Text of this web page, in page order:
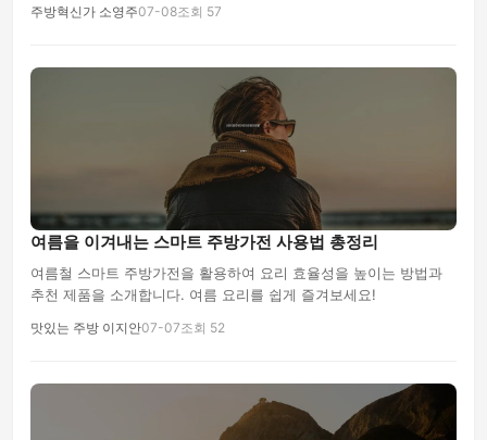
주방혁신가 소영주07-08조회 57
여름을 이겨내는 스마트 주방가전 사용법 총정리
여름철 스마트 주방가전을 활용하여 요리 효율성을 높이는 방법과
추천 제품을 소개합니다. 여름 요리를 쉽게 즐겨보세요!
맛있는 주방 이지안07-07조회 52